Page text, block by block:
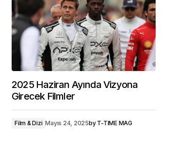
2025 Haziran Ayında Vizyona
Girecek Filmler
Film & Dizi Mayıs 24, 2025by T-TIME MAG